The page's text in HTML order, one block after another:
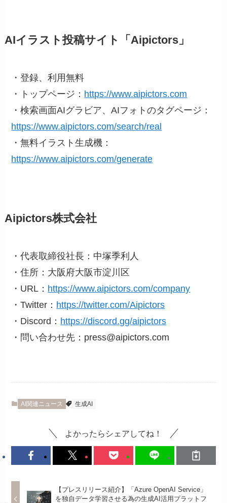
AIイラスト投稿サイト「Aipictors」
・登録、利用無料
・トップページ： https://www.aipictors.com
・検索画面AIグラビア、AIフォトのタグページ：
https://www.aipictors.com/search/real
・無料イラスト生成機：
https://www.aipictors.com/generate
Aipictors株式会社
・代表取締役社長：中塚季利人
・住所：大阪府大阪市淀川区
・URL： https://www.aipictors.com/company
・Twitter： https://twitter.com/Aipictors
・Discord： https://discord.gg/aipictors
・問い合わせ先：press@aipictors.com
AI関連ニュース 生成AI
よかったらシェアしてね！
【プレスリリース紹介】「Azure OpenAI Service」
を独自データ学習させる為の生成AI活用プラットフ